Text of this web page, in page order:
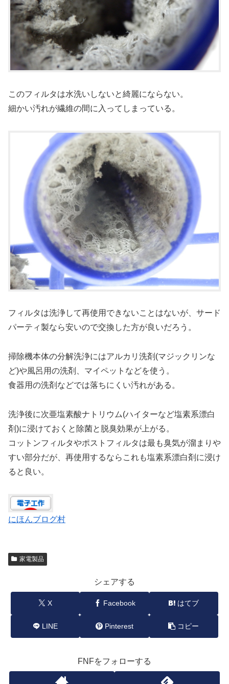
このフィルタは水洗いしないと綺麗にならない。
細かい汚れが繊維の間に入ってしまっている。
フィルタは洗浄して再使用できないことはないが、サード
パーティ製なら安いので交換した方が良いだろう。
掃除機本体の分解洗浄にはアルカリ洗剤(マジックリンな
ど)や風呂用の洗剤、マイペットなどを使う。
食器用の洗剤などでは落ちにくい汚れがある。
洗浄後に次亜塩素酸ナトリウム(ハイターなど塩素系漂白
剤)に浸けておくと除菌と脱臭効果が上がる。
コットンフィルタやポストフィルタは最も臭気が溜まりや
すい部分だが、再使用するならこれも塩素系漂白剤に浸け
ると良い。
にほんブログ村
家電製品
シェアする
X Facebook はてブ
LINE Pinterest コピー
FNFをフォローする